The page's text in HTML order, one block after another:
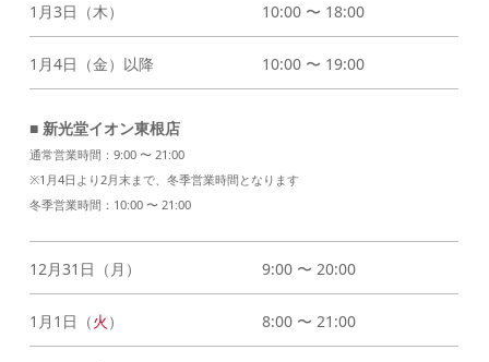
1月3日（木） 10:00 〜 18:00
1月4日（金）以降 10:00 〜 19:00
■ 新光堂イオン東根店
通常営業時間：9:00 〜 21:00
※1月4日より2月末まで、冬季営業時間となります
冬季営業時間：10:00 〜 21:00
12月31日（月） 9:00 〜 20:00
1月1日（火 ） 8:00 〜 21:00